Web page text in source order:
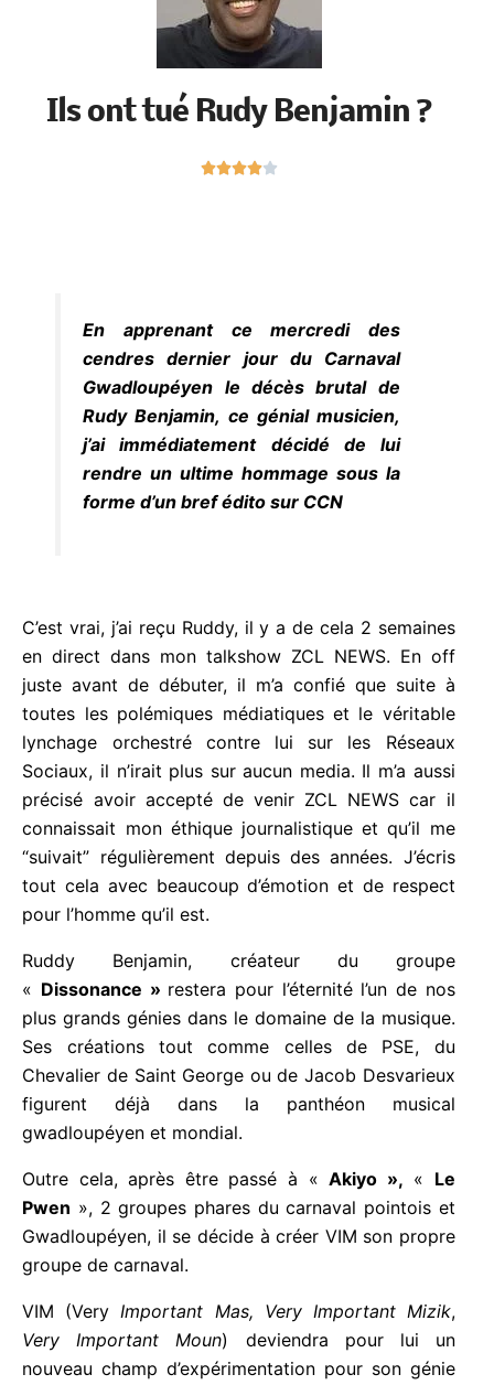
Ils ont tué Rudy Benjamin ?
N
r
5
En apprenant ce mercredi des
cendres dernier jour du Carnaval
Gwadloupéyen le décès brutal de
Rudy Benjamin, ce génial musicien,
j’ai immédiatement décidé de lui
rendre un ultime hommage sous la
forme d’un bref édito sur CCN
C’est vrai, j’ai reçu Ruddy, il y a de cela 2 semaines
en direct dans mon talkshow ZCL NEWS. En off
juste avant de débuter, il m’a confié que suite à
toutes les polémiques médiatiques et le véritable
lynchage orchestré contre lui sur les Réseaux
Sociaux, il n’irait plus sur aucun media. Il m’a aussi
précisé avoir accepté de venir ZCL NEWS car il
connaissait mon éthique journalistique et qu’il me
“suivait” régulièrement depuis des années. J’écris
tout cela avec beaucoup d’émotion et de respect
pour l’homme qu’il est.
Ruddy Benjamin, créateur du groupe
« Dissonance » restera pour l’éternité l’un de nos
plus grands génies dans le domaine de la musique.
Ses créations tout comme celles de PSE, du
Chevalier de Saint George ou de Jacob Desvarieux
figurent déjà dans la panthéon musical
gwadloupéyen et mondial.
Outre cela, après être passé à «Akiyo », « Le
Pwen », 2 groupes phares du carnaval pointois et
Gwadloupéyen, il se décide à créer VIM son propre
groupe de carnaval.
VIM (VeryImportant Mas, Very Important Mizik,
Very Important Moun) deviendra pour lui un
nouveau champ d’expérimentation pour son génie